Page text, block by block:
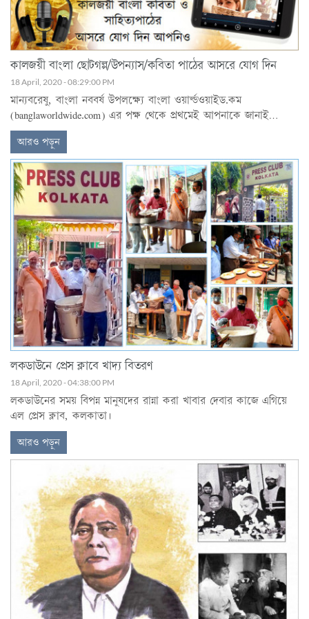
কালজয়ী বাংলা ছোটগল্প/উপন্যাস/কবিতা পাঠের আসরে যোগ দিন
18 April, 2020 - 08:29:00 PM
মান্যবরেষু, বাংলা নববর্ষ উপলক্ষ্যে বাংলা ওয়ার্ল্ডওয়াইড.কম
(banglaworldwide.com) এর পক্ষ থেকে প্রথমেই আপনাকে জানাই
আন্তরিক প্রীতি ও শুভেচ্ছা।
আরও পড়ুন
লকডাউনে প্রেস ক্লাবে খাদ্য বিতরণ
18 April, 2020 - 04:38:00 PM
লকডাউনের সময় বিপন্ন মানুষদের রান্না করা খাবার দেবার কাজে এগিয়ে
এল প্রেস ক্লাব, কলকাতা।
আরও পড়ুন